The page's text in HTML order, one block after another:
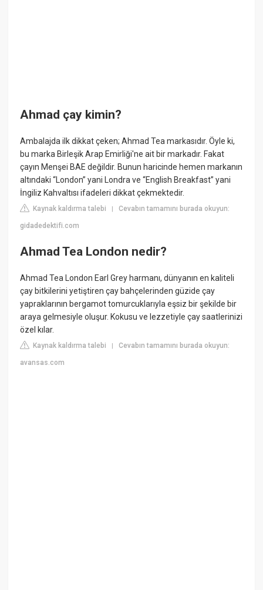
Ahmad çay kimin?
Ambalajda ilk dikkat çeken; Ahmad Tea markasıdır. Öyle ki,
bu marka Birleşik Arap Emirliği'ne ait bir markadır. Fakat
çayın Menşei BAE değildir. Bunun haricinde hemen markanın
altındaki “London” yani Londra ve “English Breakfast” yani
İngiliz Kahvaltısı ifadeleri dikkat çekmektedir.
Kaynak kaldırma talebi |Cevabın tamamını burada okuyun:
gidadedektifi.com
Ahmad Tea London nedir?
Ahmad Tea London Earl Grey harmanı, dünyanın en kaliteli
çay bitkilerini yetiştiren çay bahçelerinden güzide çay
yapraklarının bergamot tomurcuklarıyla eşsiz bir şekilde bir
araya gelmesiyle oluşur. Kokusu ve lezzetiyle çay saatlerinizi
özel kılar.
Kaynak kaldırma talebi |Cevabın tamamını burada okuyun:
avansas.com